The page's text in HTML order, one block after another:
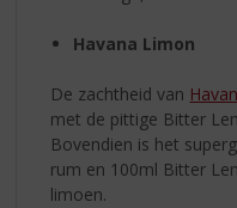
Havana Limon
De zachtheid van
met de pittige Bitter
Bovendien is het
rum en 100ml Bitter
limoen.